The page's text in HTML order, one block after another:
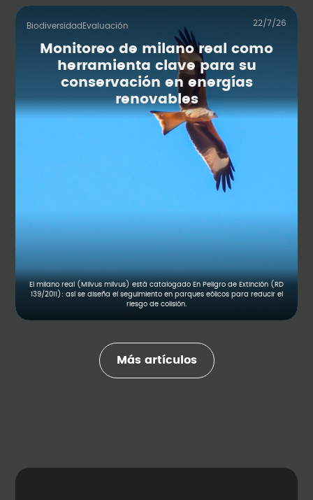
Biodiversidad Evaluación 22/7/26
Monitoreo de milano real como
herramienta clave para su
conservación en energías
renovables
El milano real (Milvus milvus) está catalogado En Peligro de Extinción (RD
139/2011): así se diseña el seguimiento en parques eólicos para reducir el
riesgo de colisión.
Más artículos